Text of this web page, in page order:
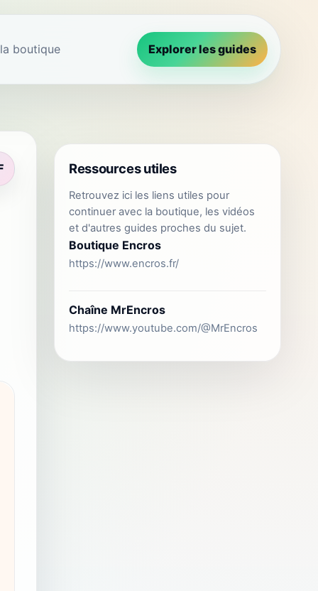
boutique Explorer les guides
Ressources utiles
Retrouvez ici les liens utiles pour
continuer avec la boutique, les vidéos
et d'autres guides proches du sujet.
Boutique Encros
https://www.encros.fr/
Chaîne MrEncros
https://www.youtube.com/@MrEncros